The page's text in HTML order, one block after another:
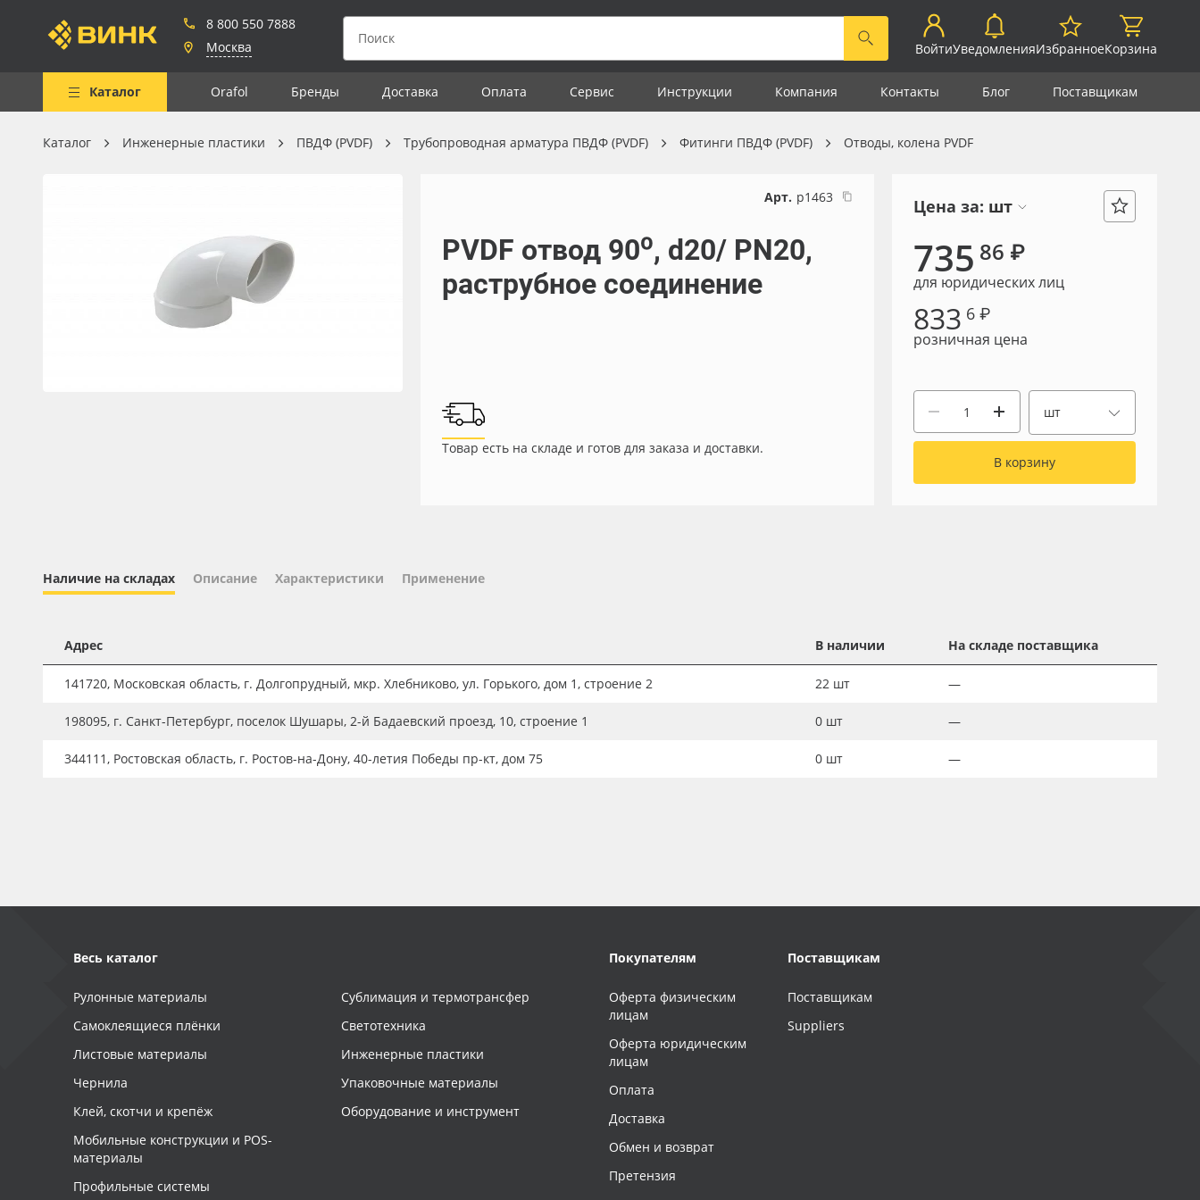
8 800 550 7888
Москва
ВойтиУведомленияИзбранноеКорзина
Каталог Orafol Бренды Доставка Оплата Сервис Инструкции Компания Контакты Блог Поставщикам
Весь каталог
Листовые материалы
Клей, скотчи и крепёж
Новинки ассортимента
Плёнка монтажная Oratape
ПЭТ листовой
ПЭТ бэклит
Каталог Инженерные пластики ПВДФ (PVDF) Трубопроводная арматура ПВДФ (PVDF) Фитинги ПВДФ (PVDF) Отводы, колена PVDF
Арт. р1463
PVDF отвод 90⁰, d20/ PN20,
раструбное соединение
Товар есть на складе и готов для заказа и доставки.
Цена за: шт
735 86 ₽
для юридических лиц
833 6 ₽
розничная цена
шт
В корзину
Наличие на складах Описание Характеристики Применение
Адрес В наличии На складе поставщика
141720, Московская область, г. Долгопрудный, мкр. Хлебниково, ул. Горького, дом 1, строение 2 22 шт —
198095, г. Санкт-Петербург, поселок Шушары, 2-й Бадаевский проезд, 10, строение 1 0 шт —
344111, Ростовская область, г. Ростов-на-Дону, 40-летия Победы пр-кт, дом 75 0 шт —
Весь каталог
Рулонные материалы
Самоклеящиеся плёнки
Листовые материалы
Чернила
Клей, скотчи и крепёж
Мобильные конструкции и POS-
материалы
Профильные системы
Сублимация и термотрансфер
Светотехника
Инженерные пластики
Упаковочные материалы
Оборудование и инструмент
Покупателям
Оферта физическим
лицам
Оферта юридическим
лицам
Оплата
Доставка
Обмен и возврат
Претензия
Поставщикам
Поставщикам
Suppliers